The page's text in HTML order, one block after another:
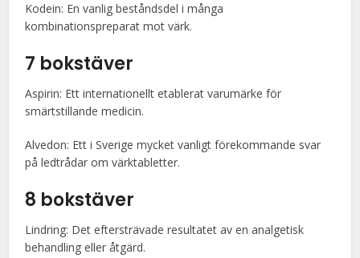
Kodein: En vanlig beståndsdel i många
kombinationspreparat mot värk.
7 bokstäver
Aspirin: Ett internationellt etablerat varumärke för
smärtstillande medicin.
Alvedon: Ett i Sverige mycket vanligt förekommande svar
på ledtrådar om värktabletter.
8 bokstäver
Lindring: Det eftersträvade resultatet av en analgetisk
behandling eller åtgärd.